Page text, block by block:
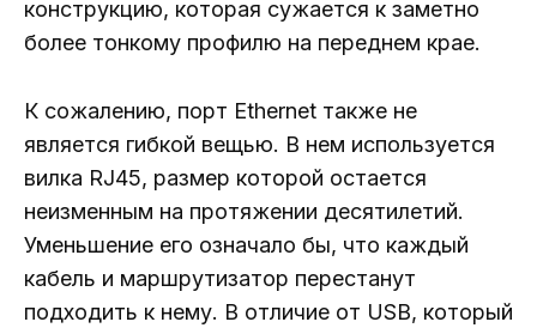
конструкцию, которая сужается к заметно
более тонкому профилю на переднем крае.
К сожалению, порт Ethernet также не
является гибкой вещью. В нем используется
вилка RJ45, размер которой остается
неизменным на протяжении десятилетий.
Уменьшение его означало бы, что каждый
кабель и маршрутизатор перестанут
подходить к нему. В отличие от USB, который